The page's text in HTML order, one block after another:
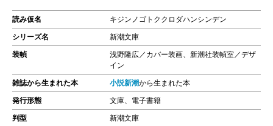
読み仮名 キジンノゴトククロダハンシンデン
シリーズ名 新潮文庫
装幀
浅野隆広／カバー装画、新潮社装幀室／デザ
イン
雑誌から生まれた本 小説新潮から生まれた本
発行形態 文庫、電子書籍
判型 新潮文庫